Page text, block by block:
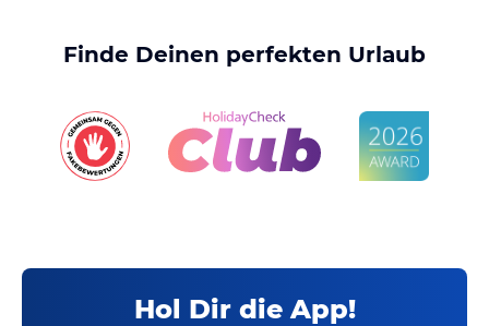
Finde Deinen perfekten Urlaub
Hol Dir die App!